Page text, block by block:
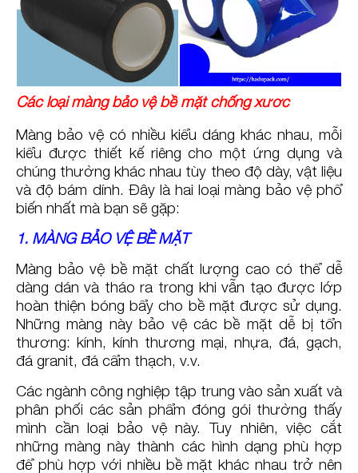
Các loại màng bảo vệ bề mặt chống xước
Màng bảo vệ có nhiều kiểu dáng khác nhau, mỗi
kiểu được thiết kế riêng cho một ứng dụng và
chúng thường khác nhau tùy theo độ dày, vật liệu
và độ bám dính. Đây là hai loại màng bảo vệ phổ
biến nhất mà bạn sẽ gặp:
1. MÀNG BẢO VỆ BỀ MẶT
Màng bảo vệ bề mặt chất lượng cao có thể dễ
dàng dán và tháo ra trong khi vẫn tạo được lớp
hoàn thiện bóng bẩy cho bề mặt được sử dụng.
Những màng này bảo vệ các bề mặt dễ bị tổn
thương: kính, kính thương mại, nhựa, đá, gạch,
đá granit, đá cẩm thạch, v.v.
Các ngành công nghiệp tập trung vào sản xuất và
phân phối các sản phẩm đóng gói thường thấy
mình cần loại bảo vệ này. Tuy nhiên, việc cắt
những màng này thành các hình dạng phù hợp
để phù hợp với nhiều bề mặt khác nhau trở nên